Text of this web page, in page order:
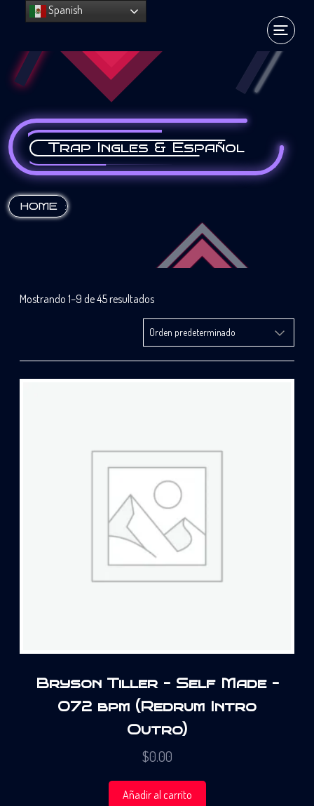
Trap Ingles & Español
HOME :
Mostrando 1–9 de 45 resultados
Bryson Tiller – Self Made –
072 bpm (Redrum Intro
Outro)
$0.00
Añadir al carrito
Spanish